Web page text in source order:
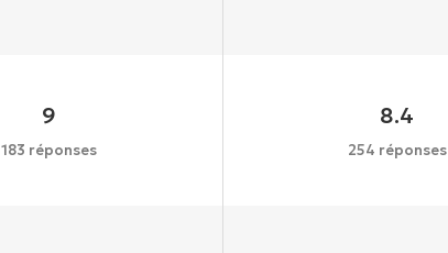
9
183 réponses
8.4
254 réponses